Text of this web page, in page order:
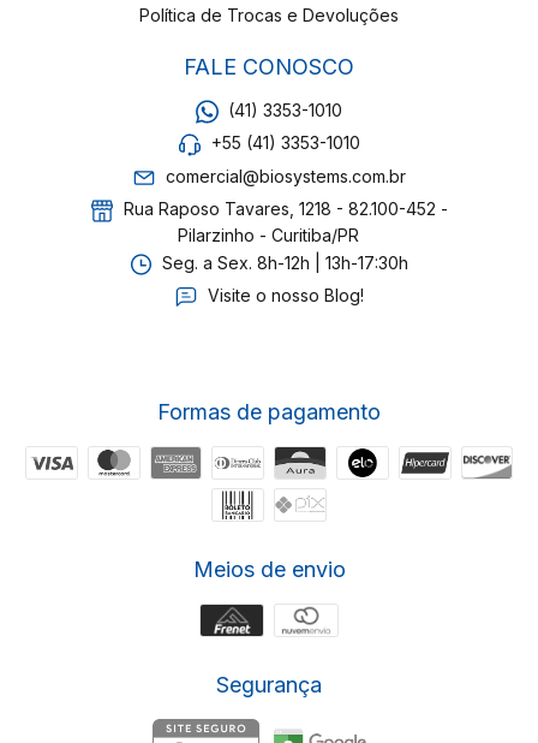
Política de Trocas e Devoluções
FALE CONOSCO
(41) 3353-1010
+55 (41) 3353-1010
comercial@biosystems.com.br
Rua Raposo Tavares, 1218 - 82.100-452 -
Pilarzinho - Curitiba/PR
Seg. a Sex. 8h-12h | 13h-17:30h
Visite o nosso Blog!
Formas de pagamento
Meios de envio
Segurança